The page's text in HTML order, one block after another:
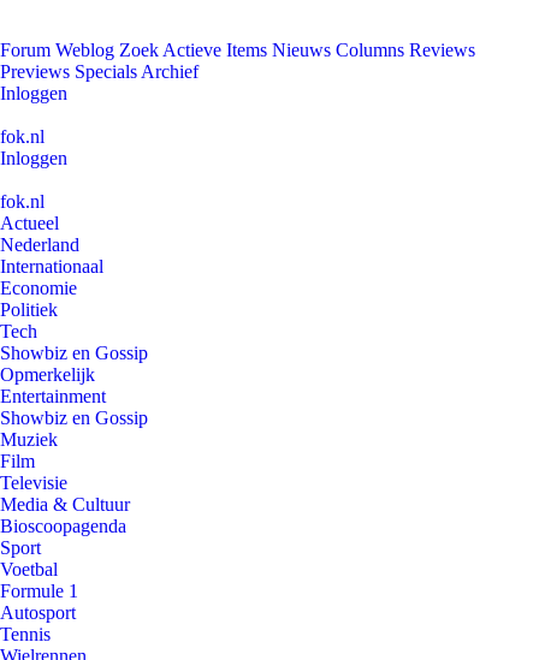
Forum Weblog Zoek Actieve Items Nieuws Columns Reviews
Previews Specials Archief
Inloggen
fok.nl
Inloggen
fok.nl
Actueel
Nederland
Internationaal
Economie
Politiek
Tech
Showbiz en Gossip
Opmerkelijk
Entertainment
Showbiz en Gossip
Muziek
Film
Televisie
Media & Cultuur
Bioscoopagenda
Sport
Voetbal
Formule 1
Autosport
Tennis
Wielrennen